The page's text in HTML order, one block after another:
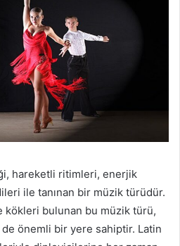
hareketli ritimleri, enerjik
ile tanınan bir müzik türüdür.
kökleri bulunan bu müzik türü,
önemli bir yere sahiptir. Latin